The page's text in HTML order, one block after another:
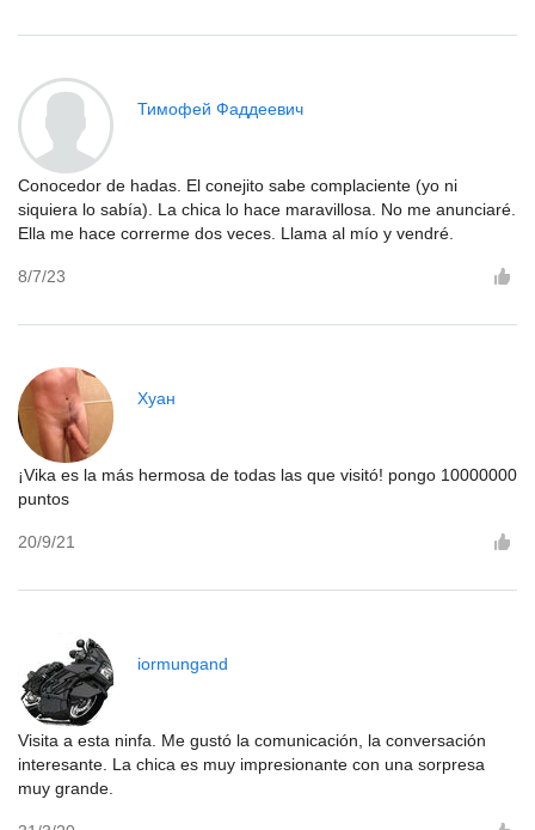
Тимофей Фаддеевич
Conocedor de hadas. El conejito sabe complaciente (yo ni
siquiera lo sabía). La chica lo hace maravillosa. No me anunciaré.
Ella me hace correrme dos veces. Llama al mío y vendré.
8/7/23
Хуан
¡Vika es la más hermosa de todas las que visitó! pongo 10000000
puntos
20/9/21
iormungand
Visita a esta ninfa. Me gustó la comunicación, la conversación
interesante. La chica es muy impresionante con una sorpresa
muy grande.